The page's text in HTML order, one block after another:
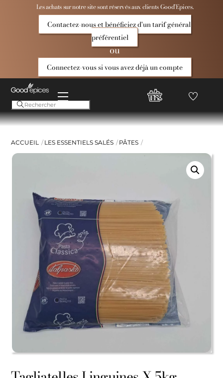
Les achats sur notre site sont réservés aux clients Good’Epices.
Contactez-nous et bénéficiez d'un tarif général
préférentiel
ou
Connectez-vous si vous avez déjà un compte
Menu
Compte
Good
Favoris
ACCUEIL LES ESSENTIELS SALÉS PÂTES